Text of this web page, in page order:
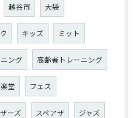
越谷市 大袋
キッズ ミット
ング 高齢者トレーニング
堂 フェス
ーズ スペアザ ジャズ